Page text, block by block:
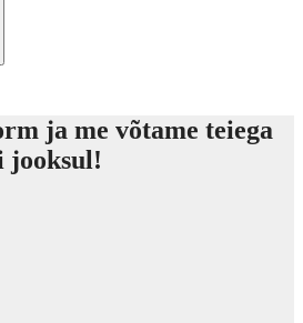
ja me võtame teiega
jooksul!